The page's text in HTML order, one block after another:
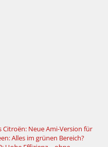
Citroën: Neue Ami-Version für
Alles im grünen Bereich?